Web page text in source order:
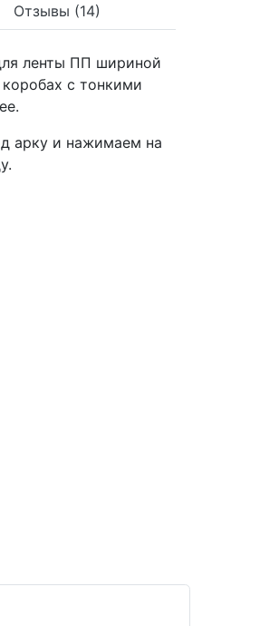
Отзывы (14)
ленты ПП шириной
с тонкими
арку и нажимаем на